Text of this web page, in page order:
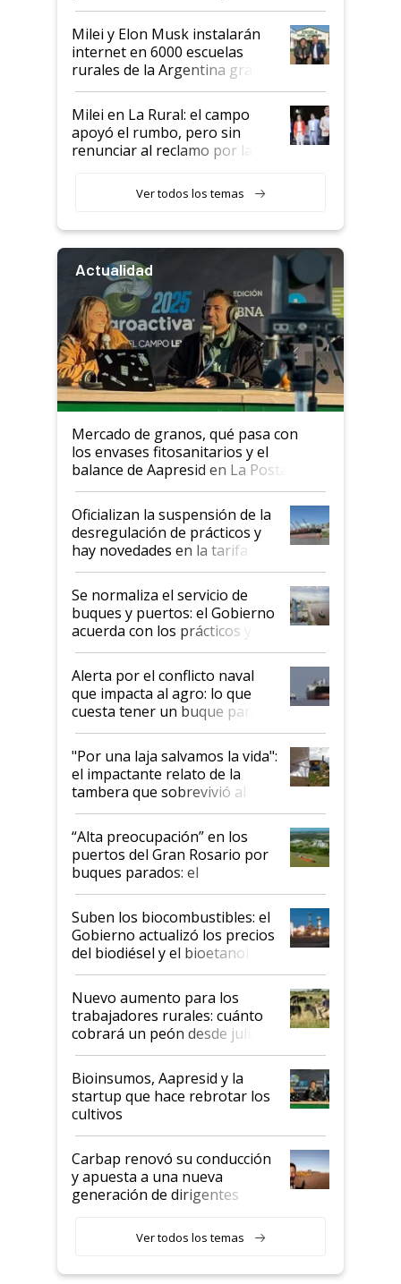
Milei y Elon Musk instalarán
internet en 6000 escuelas
rurales de la Argentina gracias
a un acuerdo con Starlink
Milei en La Rural: el campo
apoyó el rumbo, pero sin
renunciar al reclamo por las
Ver todos los temas
Actualidad
Mercado de granos, qué pasa con
los envases fitosanitarios y el
balance de Aapresid en La Posta
Oficializan la suspensión de la
desregulación de prácticos y
hay novedades en la tarifa de
la hidrovía
Se normaliza el servicio de
buques y puertos: el Gobierno
acuerda con los prácticos y
suspende el decreto de
desregulación
Alerta por el conflicto naval
que impacta al agro: lo que
cuesta tener un buque parado
y el peligro de que Argentina
pase a ser "país sucio"
"Por una laja salvamos la vida":
el impactante relato de la
tambera que sobrevivió al
tornado
“Alta preocupación” en los
puertos del Gran Rosario por
buques parados: el
funcionamiento de las
exportadoras en tensión tras
la medida de fuerza de los
prácticos
Suben los biocombustibles: el
Gobierno actualizó los precios
del biodiésel y el bioetanol
Nuevo aumento para los
trabajadores rurales: cuánto
cobrará un peón desde julio
Bioinsumos, Aapresid y la
startup que hace rebrotar los
cultivos
Carbap renovó su conducción
y apuesta a una nueva
generación de dirigentes
Ver todos los temas